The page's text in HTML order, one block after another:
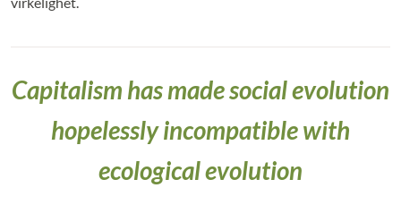
Capitalism has made social evolution
hopelessly incompatible with
ecological evolution